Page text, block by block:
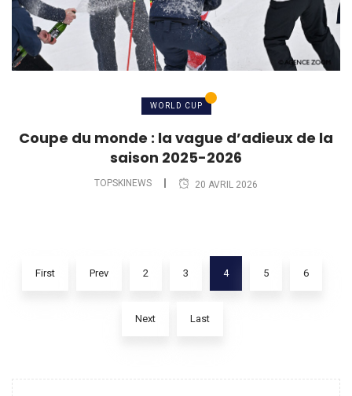
WORLD CUP
Coupe du monde : la vague d’adieux de la
saison 2025-2026
TOPSKINEWS 20 AVRIL 2026
First Prev 2 3 4 5 6
Next Last